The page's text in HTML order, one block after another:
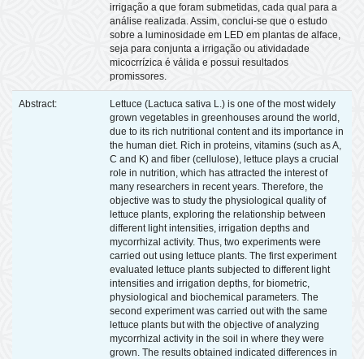
irrigação a que foram submetidas, cada qual para a
análise realizada. Assim, conclui-se que o estudo
sobre a luminosidade em LED em plantas de alface,
seja para conjunta a irrigação ou atividadade
micocrrízica é válida e possui resultados
promissores.
Abstract:
Lettuce (Lactuca sativa L.) is one of the most widely
grown vegetables in greenhouses around the world,
due to its rich nutritional content and its importance in
the human diet. Rich in proteins, vitamins (such as A,
C and K) and fiber (cellulose), lettuce plays a crucial
role in nutrition, which has attracted the interest of
many researchers in recent years. Therefore, the
objective was to study the physiological quality of
lettuce plants, exploring the relationship between
different light intensities, irrigation depths and
mycorrhizal activity. Thus, two experiments were
carried out using lettuce plants. The first experiment
evaluated lettuce plants subjected to different light
intensities and irrigation depths, for biometric,
physiological and biochemical parameters. The
second experiment was carried out with the same
lettuce plants but with the objective of analyzing
mycorrhizal activity in the soil in where they were
grown. The results obtained indicated differences in